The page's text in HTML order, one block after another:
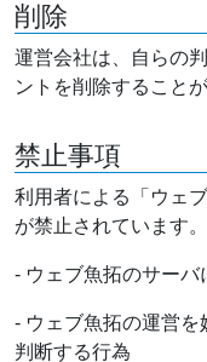
削除
運営会社は、自らの
ントを削除すること
禁止事項
利用者による「ウェ
が禁止されています。
- ウェブ魚拓のサー
- ウェブ魚拓の運営を
判断する行為